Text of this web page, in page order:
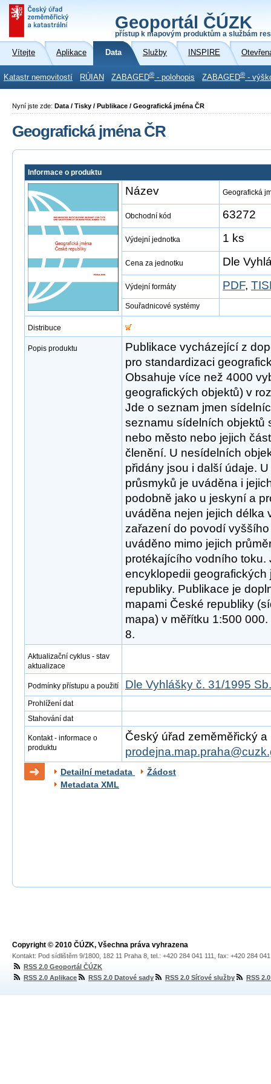
Geoportál ČÚZK
přístup k mapovým produktům a službám
Vítejte Aplikace Data Služby INSPIRE
Katastr nemovitostí RÚIAN ZABAGED® - polohopis ZABAGED® -
Nyní jste zde: Data / Tisky / Publikace / Geografická jména ČR
Geografická jména ČR
Informace o produktu
Název Geografická
Obchodní kód 63272
Výdejní jednotka 1 ks
Cena za jednotku Dle
Výdejní formáty PDF,
Souřadnicové systémy
Distribuce
Popis produktu
Publikace vycházející z
pro standardizaci
Obsahuje více než 4000
geografických objektů) v
Jde o seznam jmen
seznamu sídelních objektů
nebo město nebo jejich
členění. U nesídelních
přidány jsou i další údaje.
průsmyků je uváděna i
podobně jako u jeskyní a
uváděna nejen jejich délka
zařazení do povodí
uváděno mimo jejich
protékajícího vodního toku.
encyklopedii
republiky. Publikace je
mapami České republiky
mapa) v měřítku 1:500
8.
Aktualizační cyklus - stav
aktualizace
Podmínky přístupu a použití Dle Vyhlášky č. 31/1995 Sb.
Prohlížení dat
Stahování dat
Kontakt - informace o
produktu
Český úřad zeměměřický
Detailní metadata
Žádost
Metadata XML
Copyright © 2010 ČÚZK, Všechna práva vyhrazena
Kontakt: Pod sídlištěm 9/1800, 182 11 Praha 8, tel.: +420 284 041 111, fax: +420 284
RSS 2.0 Geoportál ČÚZK
RSS 2.0 Aplikace
RSS 2.0 Datové sady RSS 2.0 Síťové služby RSS